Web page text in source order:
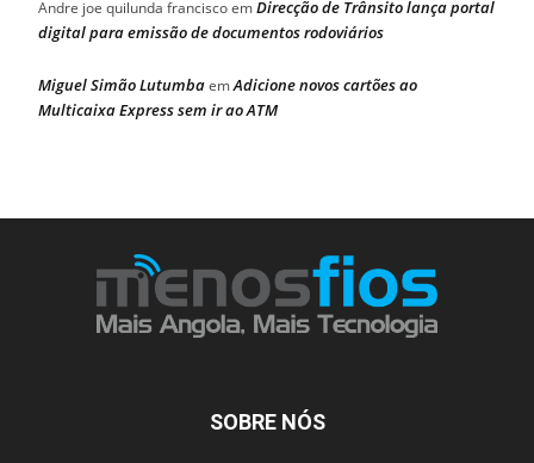
Andre joe quilunda franciscoemDirecção de Trânsito lança portal
digital para emissão de documentos rodoviários
Miguel Simão LutumbaemAdicione novos cartões ao
Multicaixa Express sem ir ao ATM
SOBRE NÓS